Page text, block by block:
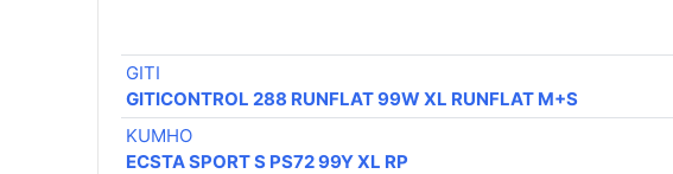
GITI
GITICONTROL 288 RUNFLAT 99W XL RUNFLAT M+S
KUMHO
ECSTA SPORT S PS72 99Y XL RP